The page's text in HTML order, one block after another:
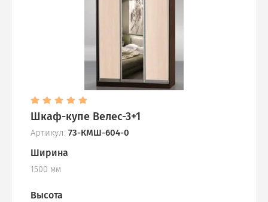
Шкаф-купе Велес-3+1
Артикул: 73-КМШ-604-0
Ширина
1500 мм
Высота